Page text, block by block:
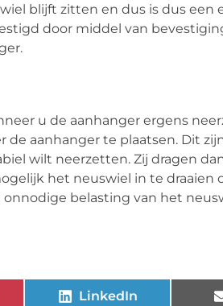
blijft zitten en dus is dus een
door middel van
u de aanhanger ergens
aanhanger te plaatsen. Dit
wilt neerzetten. Zij dragen
het neuswiel in te draaien
belasting van het
LinkedIn